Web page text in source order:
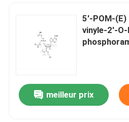
5'-POM-
vinyle-2'-
meilleur prix